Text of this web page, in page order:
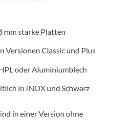
mm starke Platten
Versionen Classic und Plus
oder Aluminiumblech
in INOX und Schwarz
in einer Version ohne